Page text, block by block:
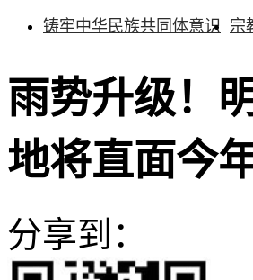
铸牢中华民族共同体意识 宗
雨势升级！
地将直面今
分享到：